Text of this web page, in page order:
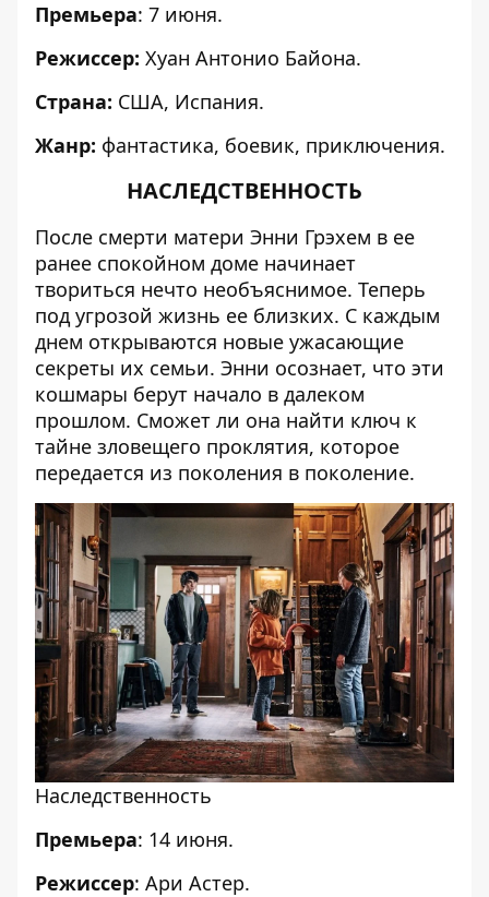
Премьера: 7 июня.
Режиссер: Хуан Антонио Байона.
Страна: США, Испания.
Жанр: фантастика, боевик, приключения.
НАСЛЕДСТВЕННОСТЬ
После смерти матери Энни Грэхем в ее
ранее спокойном доме начинает
твориться нечто необъяснимое. Теперь
под угрозой жизнь ее близких. С каждым
днем открываются новые ужасающие
секреты их семьи. Энни осознает, что эти
кошмары берут начало в далеком
прошлом. Сможет ли она найти ключ к
тайне зловещего проклятия, которое
передается из поколения в поколение.
Наследственность
Премьера: 14 июня.
Режиссер: Ари Астер.